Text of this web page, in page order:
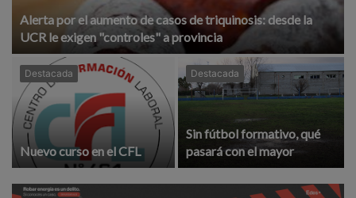
Alerta por el aumento de casos de triquinosis: desde la
UCR le exigen "controles" a provincia
Destacada
Nuevo curso en el CFL
Destacada
Sin fútbol formativo, qué
pasará con el mayor